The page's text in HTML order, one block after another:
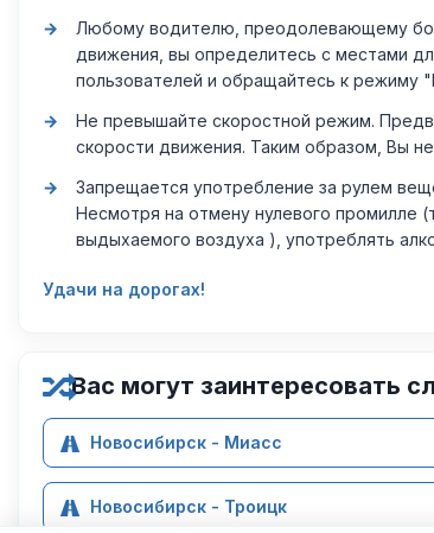
Любому водителю, преодолевающему
движения, вы определитесь с местами
пользователей и обращайтесь к режиму
Не превышайте скоростной режим.
скорости движения. Таким образом, Вы
Запрещается употребление за рулем
Несмотря на отмену нулевого промилле
выдыхаемого воздуха ), употреблять
Удачи на дорогах!
Вас могут заинтересовать
Новосибирск - Миасс
Новосибирск - Троицк